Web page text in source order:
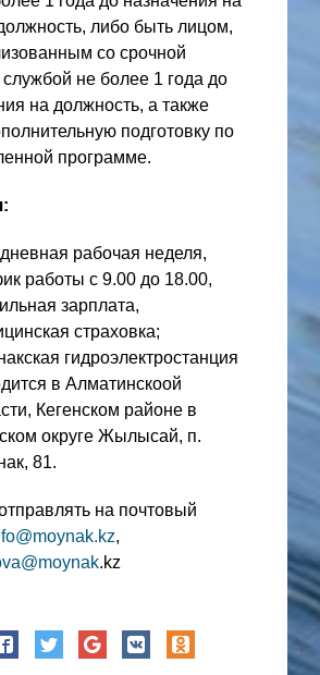
либо быть лицом,
со срочной
не более 1 года до
на должность, а также
подготовку по
программе.
рабочая неделя,
работы с 9.00 до 18.00,
зарплата,
страховка;
гидроэлектростанция
в Алматинскоой
Кегенском районе в
округе Жылысай, п.
81.
на почтовый
,
.kz